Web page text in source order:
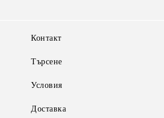
Контакт
Търсене
Условия
Доставка